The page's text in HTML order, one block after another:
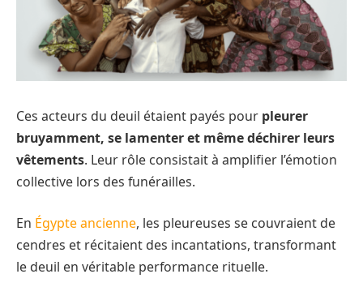
Ces acteurs du deuil étaient payés pour pleurer
bruyamment, se lamenter et même déchirer leurs
vêtements. Leur rôle consistait à amplifier l’émotion
collective lors des funérailles.
En Égypte ancienne, les pleureuses se couvraient de
cendres et récitaient des incantations, transformant
le deuil en véritable performance rituelle.